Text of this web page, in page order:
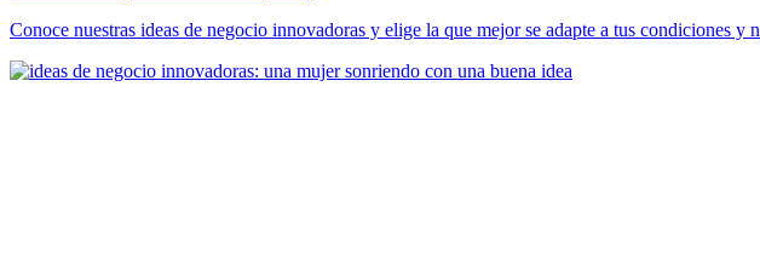
Conoce nuestras ideas de negocio innovadoras y elige la que mejor se adapte a tus condiciones y